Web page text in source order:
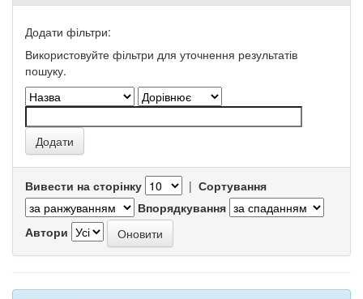
Додати фільтри:
Використовуйте фільтри для уточнення результатів
пошуку.
Вивести на сторінку | Сортування
Впорядкування
Автори